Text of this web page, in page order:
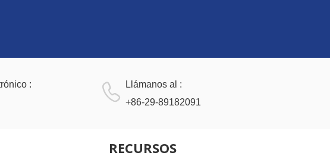
:
Llámanos al :
+86-29-89182091
RECURSOS